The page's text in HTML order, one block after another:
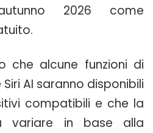
2026 come
che alcune funzioni di
AI saranno disponibili
compatibili e che la
variare in base alla